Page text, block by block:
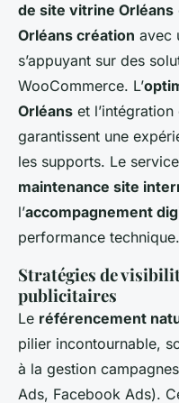
de site vitrine Orléans
Orléans création avec
s’appuyant sur des
WooCommerce. L’
Orléans et l’intégration
garantissent une
les supports. Le
maintenance site
l’accompagnement
performance technique.
Stratégies de
publicitaires
Le référencement
pilier incontournable,
à la gestion
Ads, Facebook Ads).